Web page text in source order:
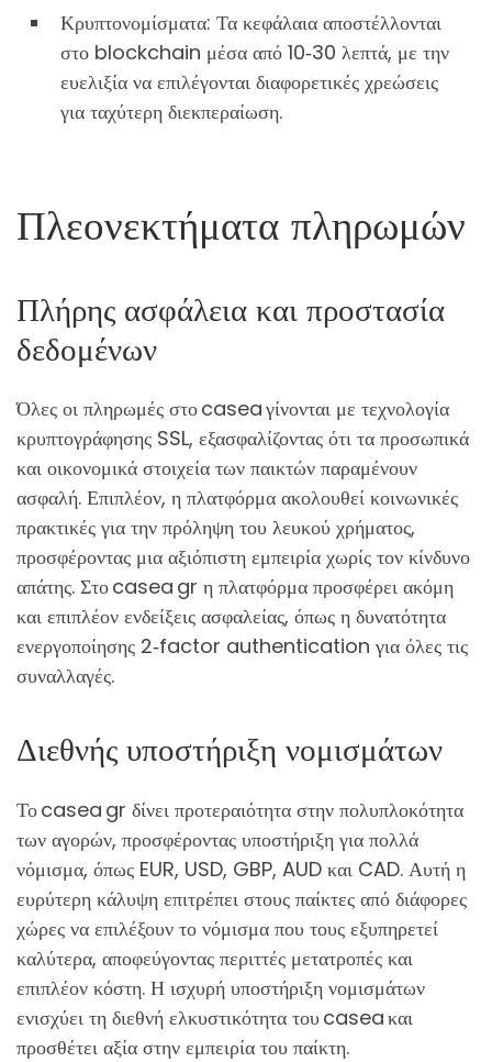
Κρυπτονομίσματα: Τα κεφάλαια αποστέλλονται
στο blockchain μέσα από 10‑30 λεπτά, με την
ευελιξία να επιλέγονται διαφορετικές χρεώσεις
για ταχύτερη διεκπεραίωση.
Πλεονεκτήματα πληρωμών
Πλήρης ασφάλεια και προστασία
δεδομένων
Όλες οι πληρωμές στο casea γίνονται με τεχνολογία
κρυπτογράφησης SSL, εξασφαλίζοντας ότι τα προσωπικά
και οικονομικά στοιχεία των παικτών παραμένουν
ασφαλή. Επιπλέον, η πλατφόρμα ακολουθεί κοινωνικές
πρακτικές για την πρόληψη του λευκού χρήματος,
προσφέροντας μια αξιόπιστη εμπειρία χωρίς τον κίνδυνο
απάτης. Στο casea gr η πλατφόρμα προσφέρει ακόμη
και επιπλέον ενδείξεις ασφαλείας, όπως η δυνατότητα
ενεργοποίησης 2‑factor authentication για όλες τις
συναλλαγές.
Διεθνής υποστήριξη νομισμάτων
Το casea gr δίνει προτεραιότητα στην πολυπλοκότητα
των αγορών, προσφέροντας υποστήριξη για πολλά
νόμισμα, όπως EUR, USD, GBP, AUD και CAD. Αυτή η
ευρύτερη κάλυψη επιτρέπει στους παίκτες από διάφορες
χώρες να επιλέξουν το νόμισμα που τους εξυπηρετεί
καλύτερα, αποφεύγοντας περιττές μετατροπές και
επιπλέον κόστη. Η ισχυρή υποστήριξη νομισμάτων
ενισχύει τη διεθνή ελκυστικότητα του casea και
προσθέτει αξία στην εμπειρία του παίκτη.